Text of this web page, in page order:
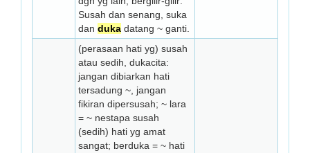
Susah dan senang, suka
dan duka datang ~ ganti.
(perasaan hati yg) susah
atau sedih, dukacita:
jangan dibiarkan hati
tersadung ~, jangan
fikiran dipersusah; ~ lara
= ~ nestapa susah
(sedih) hati yg amat
sangat; berduka = ~ hati